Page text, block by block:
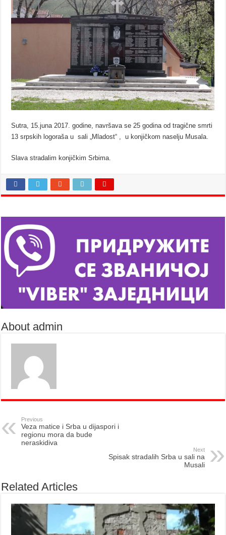
Sutra, 15.juna 2017. godine, navršava se 25 godina od tragične smrti
13 srpskih logoraša u sali „Mladost“ , u konjičkom naselju Musala.
Slava stradalim konjičkim Srbima.
About admin
Previous
Veza matice i Srba u dijaspori i
regionu mora da bude
neraskidiva
Next
Spisak stradalih Srba u sali na
Musali
Related Articles